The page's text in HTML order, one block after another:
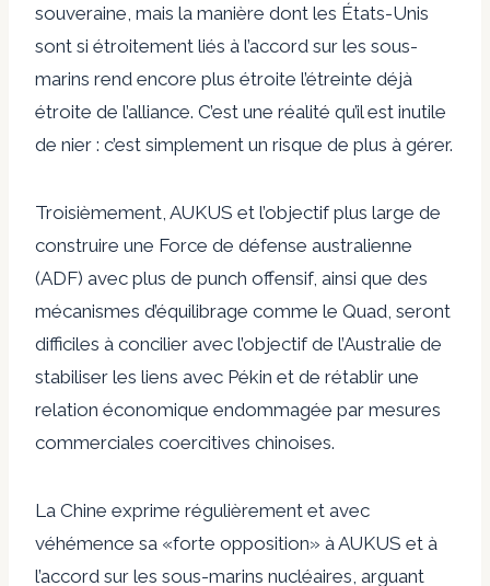
souveraine, mais la manière dont les États-Unis
sont si étroitement liés à l’accord sur les sous-
marins rend encore plus étroite l’étreinte déjà
étroite de l’alliance. C’est une réalité qu’il est inutile
de nier : c’est simplement un risque de plus à gérer.
Troisièmement, AUKUS et l’objectif plus large de
construire une Force de défense australienne
(ADF) avec plus de punch offensif, ainsi que des
mécanismes d’équilibrage comme le Quad, seront
difficiles à concilier avec l’objectif de l’Australie de
stabiliser les liens avec Pékin et de rétablir une
relation économique endommagée par mesures
commerciales coercitives chinoises.
La Chine exprime régulièrement et avec
véhémence sa «forte opposition» à AUKUS et à
l’accord sur les sous-marins nucléaires, arguant